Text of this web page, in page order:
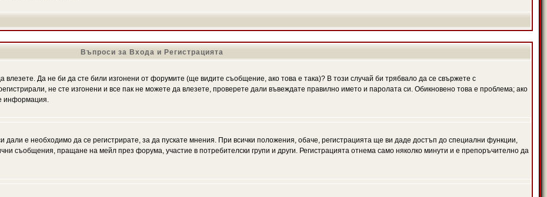
Въпроси за Входа и Регистрацията
влезете. Да не би да сте били изгонени от форумите (ще видите съобщение, ако това е така)? В този случай би трябвало да се свържете с
не сте изгонени и все пак не можете да влезете, проверете дали въвеждате правилно името и паролата си. Обикновено това е проблема; ако
информация.
е необходимо да се регистрирате, за да пускате мнения. При всички положения, обаче, регистрацията ще ви даде достъп до специални функции,
съобщения, пращане на мейл през форума, участие в потребителски групи и други. Регистрацията отнема само няколко минути и е препоръчително да